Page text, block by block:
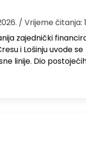
/ Vrijeme čitanja:
zajednički
i Lošinju uvode se
linije. Dio